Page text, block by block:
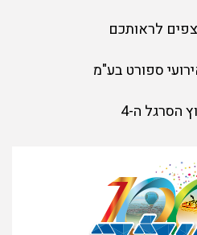
לראותכם
ספורט בע"מ
הסרגל ה-4